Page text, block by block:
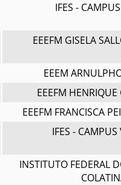
IFES -
EEEFM GISELA
EEEM
EEEFM
EEEFM FRANCISCA
IFES - CAMPUS
INSTITUTO FEDERAL